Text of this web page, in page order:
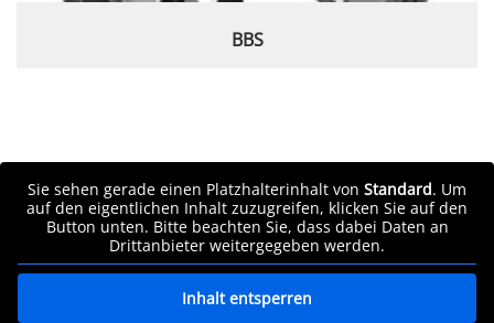
BBS
Sie sehen gerade einen Platzhalterinhalt von Standard. Um
auf den eigentlichen Inhalt zuzugreifen, klicken Sie auf den
Button unten. Bitte beachten Sie, dass dabei Daten an
Drittanbieter weitergegeben werden.
Inhalt entsperren